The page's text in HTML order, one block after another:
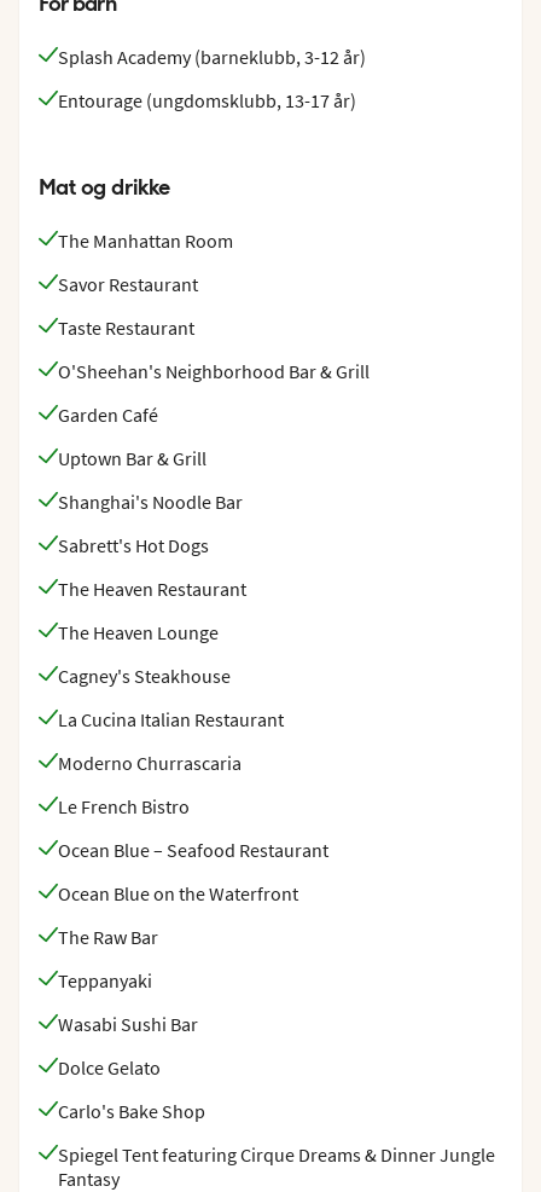
kasino. Dans og musikk er det i nattklubbene Bliss Ultra
Lounge og Spice H20.
Splash Academy (barneklubb, 3-12 år)
Entourage (ungdomsklubb, 13-17 år)
Mat og drikke
The Manhattan Room
Savor Restaurant
Taste Restaurant
O'Sheehan's Neighborhood Bar & Grill
Garden Café
Uptown Bar & Grill
Shanghai's Noodle Bar
Sabrett's Hot Dogs
The Heaven Restaurant
The Heaven Lounge
Cagney's Steakhouse
La Cucina Italian Restaurant
Moderno Churrascaria
Le French Bistro
Ocean Blue – Seafood Restaurant
Ocean Blue on the Waterfront
The Raw Bar
Teppanyaki
Wasabi Sushi Bar
Dolce Gelato
Carlo's Bake Shop
Spiegel Tent featuring Cirque Dreams & Dinner Jungle
Fantasy